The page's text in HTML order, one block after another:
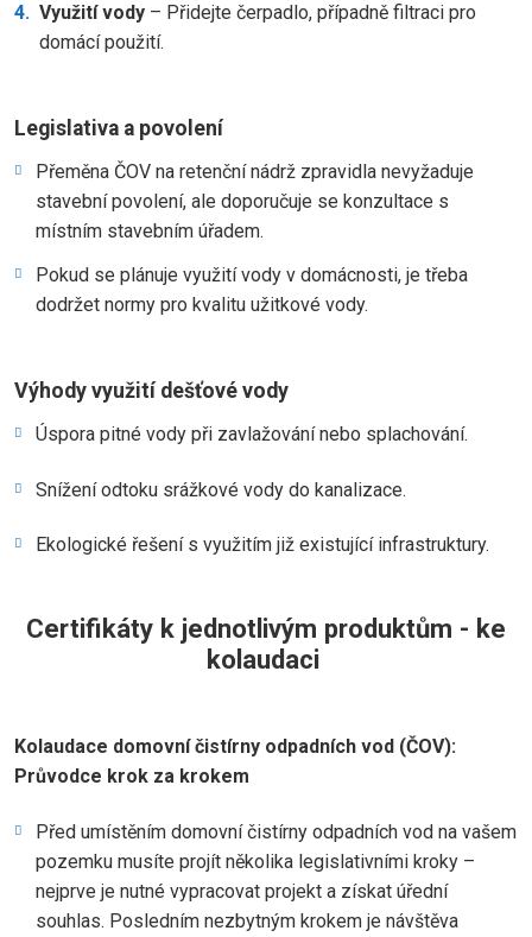
Využití vody – Přidejte čerpadlo, případně filtraci pro
domácí použití.
Legislativa a povolení
Přeměna ČOV na retenční nádrž zpravidla nevyžaduje
stavební povolení, ale doporučuje se konzultace s
místním stavebním úřadem.
Pokud se plánuje využití vody v domácnosti, je třeba
dodržet normy pro kvalitu užitkové vody.
Výhody využití dešťové vody
Úspora pitné vody při zavlažování nebo splachování.
Snížení odtoku srážkové vody do kanalizace.
Ekologické řešení s využitím již existující infrastruktury.
Certifikáty k jednotlivým produktům - ke
kolaudaci
Kolaudace domovní čistírny odpadních vod (ČOV):
Průvodce krok za krokem
Před umístěním domovní čistírny odpadních vod na vašem
pozemku musíte projít několika legislativními kroky –
nejprve je nutné vypracovat projekt a získat úřední
souhlas. Posledním nezbytným krokem je návštěva